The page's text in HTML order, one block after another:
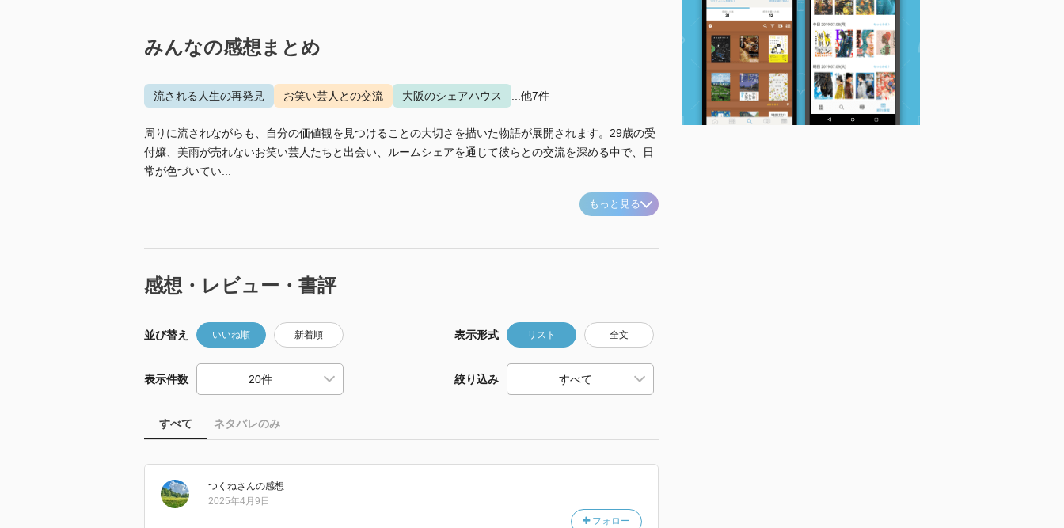
みんなの感想まとめ
流される人生の再発見 お笑い芸人との交流 大阪のシェアハウス ...他7件
周りに流されながらも、自分の価値観を見つけることの大切さを描いた物語が展開されます。29歳の受
付嬢、美雨が売れないお笑い芸人たちと出会い、ルームシェアを通じて彼らとの交流を深める中で、日
常が色づいてい...
もっと見る
感想・レビュー・書評
並び替え いいね順 新着順 表示形式 リスト 全文
表示件数 絞り込み
すべて ネタバレのみ
つくねさんの感想
フォロー
2025年4月9日